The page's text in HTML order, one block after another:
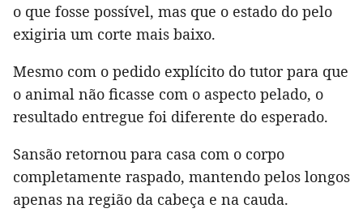
o que fosse possível, mas que o estado do pelo
exigiria um corte mais baixo.
Mesmo com o pedido explícito do tutor para que
o animal não ficasse com o aspecto pelado, o
resultado entregue foi diferente do esperado.
Sansão retornou para casa com o corpo
completamente raspado, mantendo pelos longos
apenas na região da cabeça e na cauda.